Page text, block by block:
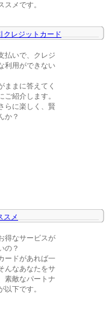
スメです。
クレジットカード
払いで、クレジ
利用ができない
ままに答えてく
ご紹介します。
らに楽しく、賢
か？
スメ
得なサービスが
の？
ードがあれば一
んなあなたをサ
素敵なパートナ
以下です。